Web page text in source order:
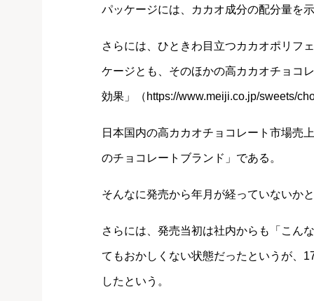
パッケージには、カカオ成分の配分量を
さらには、ひときわ目立つカカオポリフ
ケージとも、そのほかの高カカオチョコ
効果」（https://www.meiji.co.jp/sweets/
日本国内の高カカオチョコレート市場売
のチョコレートブランド」である。
そんなに発売から年月が経っていないか
さらには、発売当初は社内からも「こん
てもおかしくない状態だったというが、
したという。